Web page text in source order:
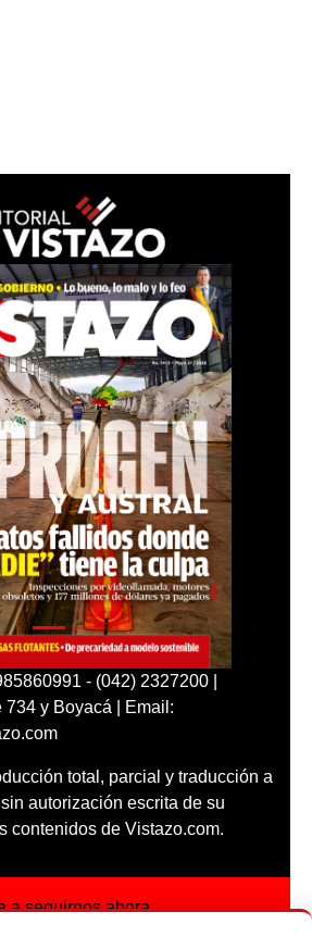
- (042) 2327200 |
734 y Boyacá | Email:
total, parcial y traducción a
autorización escrita de su
contenidos de Vistazo.com.
a seguirnos ahora